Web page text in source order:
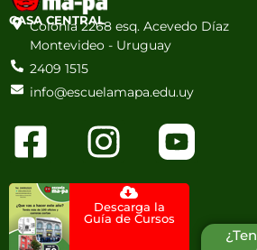
CASA CENTRAL
Colonia 2268 esq. Acevedo Díaz
Montevideo - Uruguay
2409 1515
info@escuelamapa.edu.uy
Descarga la
Guía de Cursos